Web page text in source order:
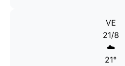
VE
21/8
☁️
21°